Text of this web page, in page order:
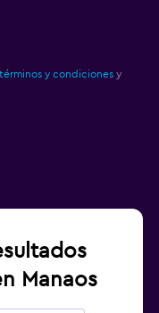
términos y condiciones y
Manaos